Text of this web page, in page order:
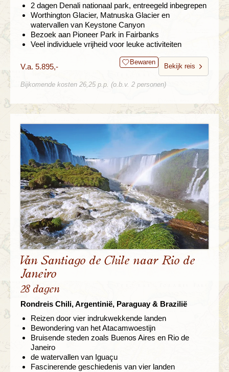
2 dagen Denali nationaal park, entreegeld inbegrepen
Worthington Glacier, Matnuska Glacier en
watervallen van Keystone Canyon
Bezoek aan Pioneer Park in Fairbanks
Veel individuele vrijheid voor leuke activiteiten
V.a. 5.895,- Bewaren
Bekijk reis
Bijkomende kosten 26,25 p.p. (o.b.v. 2 personen)
Van Santiago de Chile naar Rio de
Janeiro
28 dagen
Rondreis Chili, Argentinië, Paraguay & Brazilië
Reizen door vier indrukwekkende landen
Bewondering van het Atacamwoestijn
Bruisende steden zoals Buenos Aires en Rio de
Janeiro
de watervallen van Iguaçu
Fascinerende geschiedenis van vier landen